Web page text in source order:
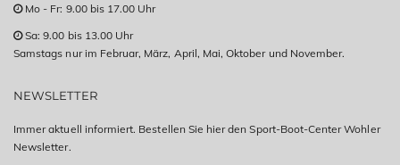
Mo - Fr: 9.00 bis 17.00 Uhr
Sa: 9.00 bis 13.00 Uhr
Samstags nur im Februar, März, April, Mai, Oktober und November.
NEWSLETTER
Immer aktuell informiert. Bestellen Sie hier den Sport-Boot-Center Wohler
Newsletter.